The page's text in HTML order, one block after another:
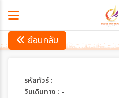
ย้อนกลับ
รหัสทัวร์ :
วันเดินทาง : -